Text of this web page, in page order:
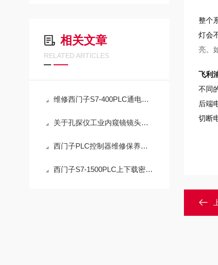
相关文章
RELATED ARTICLES
维修西门子S7-400PLC通电状态灯一直亮（原厂配件修理）
关于孔探仪工业内窥镜镜头不能旋转常见故障维修方法
西门子PLC控制器维修保养的五大要点您都知道吗？
西门子S7-1500PLC上下载密码解密（可远程解密）
整个
灯会
亮。
飞利
不同
后端
切断